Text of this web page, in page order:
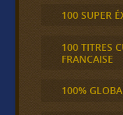
100 SUPER
100 TITRES
FRANCAISE
100%